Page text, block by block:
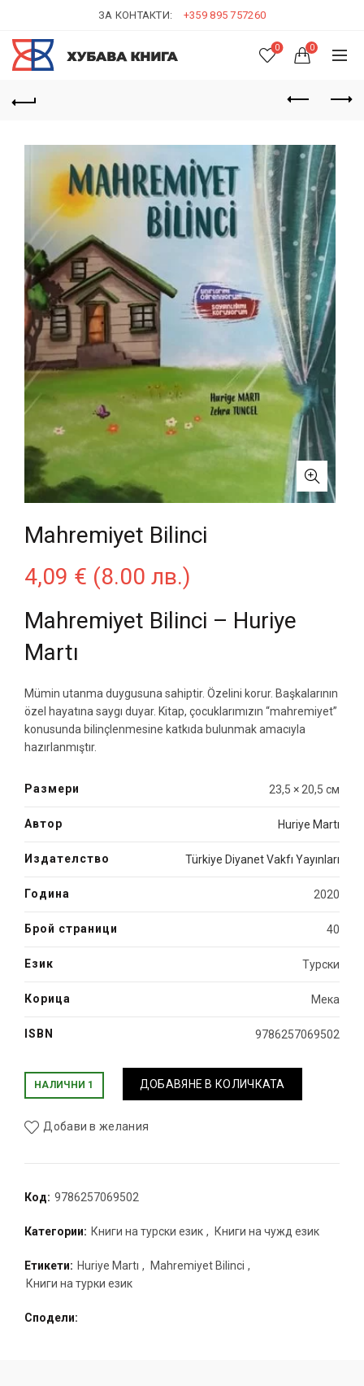
ЗА КОНТАКТИ: +359 895 757260
0 0
Mahremiyet Bilinci
4,09 € (8.00 лв.)
Mahremiyet Bilinci – Huriye
Martı
Mümin utanma duygusuna sahiptir. Özelini korur. Başkalarının
özel hayatına saygı duyar. Kitap, çocuklarımızın “mahremiyet”
konusunda bilinçlenmesine katkıda bulunmak amacıyla
hazırlanmıştır.
Размери 23,5 × 20,5 см
Автор Huriye Martı
Издателство Türkiye Diyanet Vakfı Yayınları
Година 2020
Брой страници 40
Език Турски
Корица Мека
ISBN 9786257069502
НАЛИЧНИ 1 ДОБАВЯНЕ В КОЛИЧКАТА
Добави в желания
Код: 9786257069502
Категории: Книги на турски език , Книги на чужд език
Етикети: Huriye Martı , Mahremiyet Bilinci ,
Книги на турки език
Сподели